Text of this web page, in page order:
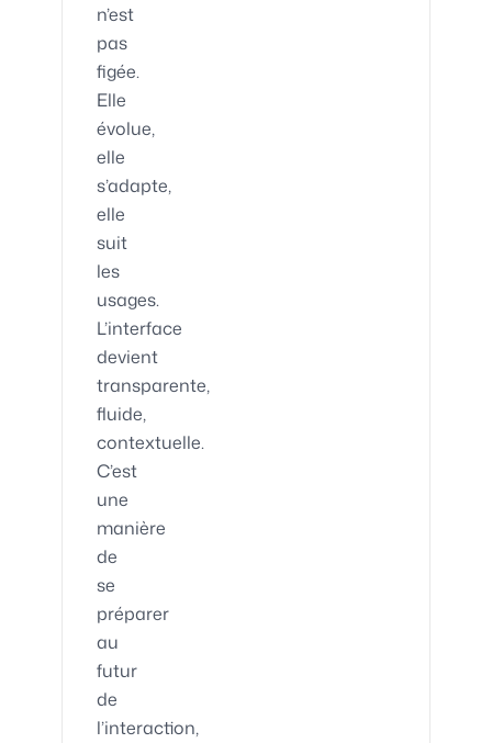
n’est
pas
figée.
Elle
évolue,
elle
s’adapte,
elle
suit
les
usages.
L’interface
devient
transparente,
fluide,
contextuelle.
C’est
une
manière
de
se
préparer
au
futur
de
l’interaction,